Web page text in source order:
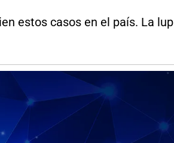
estos casos en el país. La